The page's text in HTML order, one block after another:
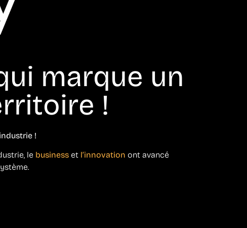
marque un
!
!
le businesset l’innovation ont avancé